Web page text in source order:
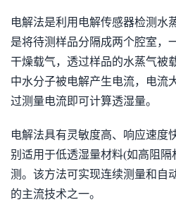
电解法是利用电解传感器检测水
是将待测样品分隔成两个腔室，
干燥载气，透过样品的水蒸气被
中水分子被电解产生电流，电流
过测量电流即可计算透湿量。
电解法具有灵敏度高、响应速度
别适用于低透湿量材料(如高阻
测。该方法可实现连续测量和自
的主流技术之一。